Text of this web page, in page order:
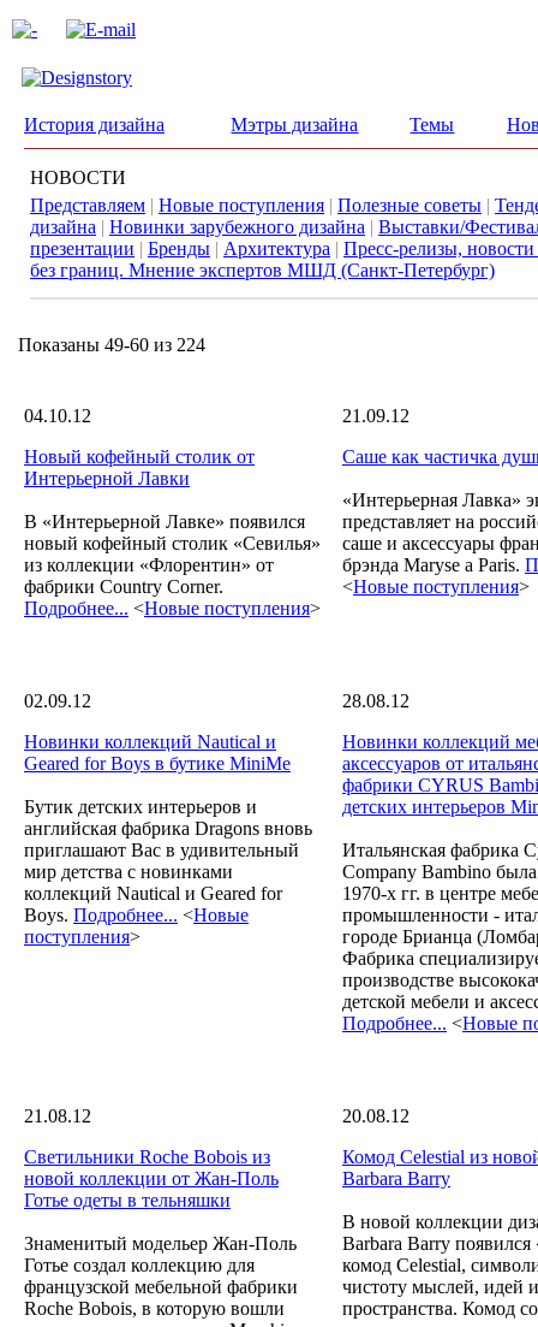
История дизайна Мэтры дизайна Темы
НОВОСТИ
Представляем | Новые поступления | Полезные советы |
дизайна | Новинки зарубежного дизайна | Выставки/
презентации | Бренды | Архитектура | Пресс-релизы,
без границ. Мнение экспертов МШД (Санкт-Петербург)
Показаны 49-60 из 224
04.10.12
Новый кофейный столик от
Интерьерной Лавки
В «Интерьерной Лавке» появился
новый кофейный столик «Севилья»
из коллекции «Флорентин» от
фабрики Country Corner.
Подробнее... <Новые поступления>
21.09.12
Саше как частичка
«Интерьерная Лавка»
представляет на
саше и аксессуары
брэнда Maryse a Paris.
<Новые поступления>
02.09.12
Новинки коллекций Nautical и
Geared for Boys в бутике MiniMe
Бутик детских интерьеров и
английская фабрика Dragons вновь
приглашают Вас в удивительный
мир детства с новинками
коллекций Nautical и Geared for
Boys. Подробнее... <Новые
поступления>
28.08.12
Новинки коллекций
аксессуаров от
фабрики CYRUS
детских интерьеров
Итальянская фабрика
Company Bambino
1970-х гг. в центре
промышленности -
городе Брианца
Фабрика
производстве
детской мебели и
Подробнее... <Новые
21.08.12
Светильники Roche Bobois из
новой коллекции от Жан-Поль
Готье одеты в тельняшки
Знаменитый модельер Жан-Поль
Готье создал коллекцию для
французской мебельной фабрики
Roche Bobois, в которую вошли
20.08.12
Комод Сelestial из
Barbara Barry
В новой коллекции
Barbara Barry
комод Сelestial,
чистоту мыслей, идей и
пространства. Комод